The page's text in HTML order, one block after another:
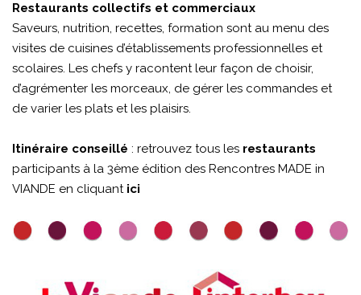
Restaurants collectifs et commerciaux
Saveurs, nutrition, recettes, formation sont au menu des
visites de cuisines d’établissements professionnelles et
scolaires. Les chefs y racontent leur façon de choisir,
d’agrémenter les morceaux, de gérer les commandes et
de varier les plats et les plaisirs.
Itinéraire conseillé : retrouvez tous les restaurants
participants à la 3ème édition des Rencontres MADE in
VIANDE en cliquant ici